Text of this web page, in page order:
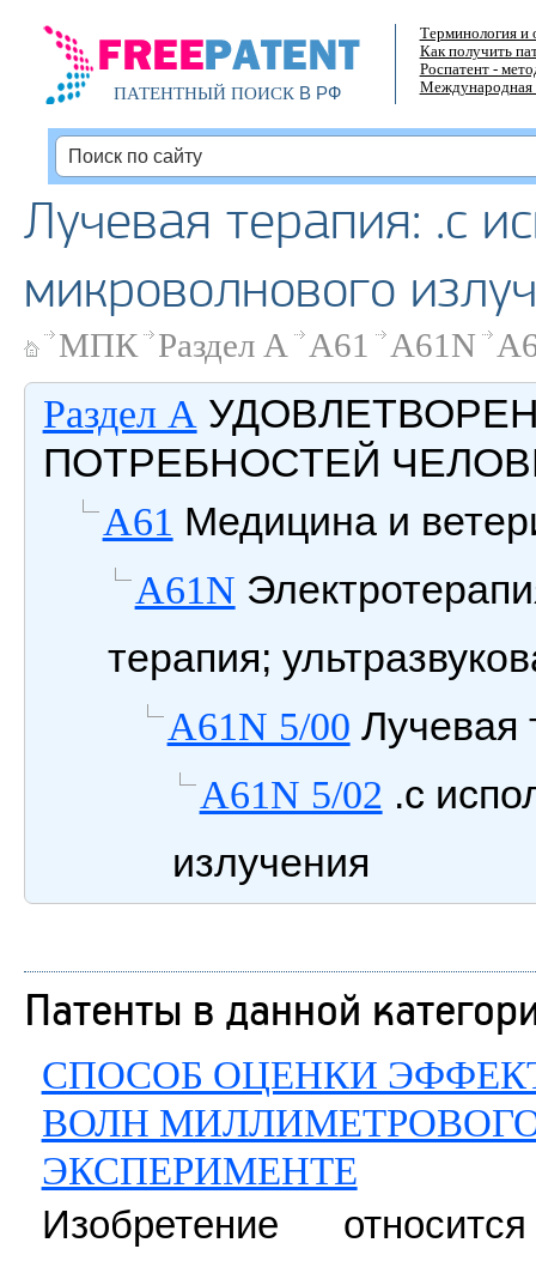
ПАТЕНТНЫЙ ПОИСКВ РФ
Терминология и
Как получить
Роспатент -
Международная
Лучевая терапия: .с
микроволнового
МПК Раздел A A61 A61N
Раздел A
ПОТРЕБНОСТЕЙ
A61 Медицина и
A61N
терапия;
A61N 5/00 Лучевая
A61N 5/02 .с
излучения
Патенты в данной
СПОСОБ ОЦЕНКИ
ВОЛН
ЭКСПЕРИМЕНТЕ
Изобретение